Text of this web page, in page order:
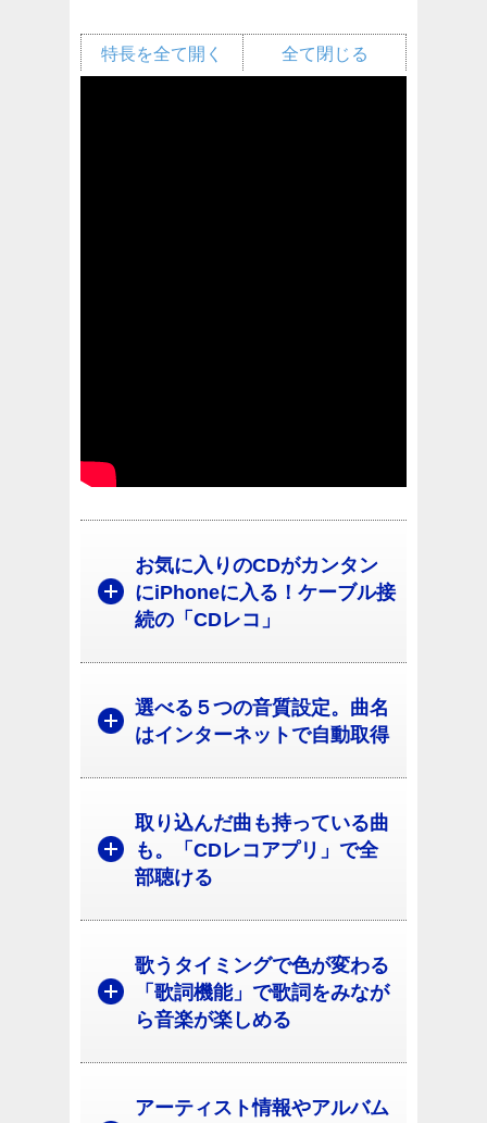
全て閉じる
特長を全て開く
お気に入りのCDがカンタン
にiPhoneに入る！ケーブル接
続の「CDレコ」
選べる５つの音質設定。曲名
はインターネットで自動取得
取り込んだ曲も持っている曲
も。「CDレコアプリ」で全
部聴ける
歌うタイミングで色が変わる
「歌詞機能」で歌詞をみなが
ら音楽が楽しめる
アーティスト情報やアルバム